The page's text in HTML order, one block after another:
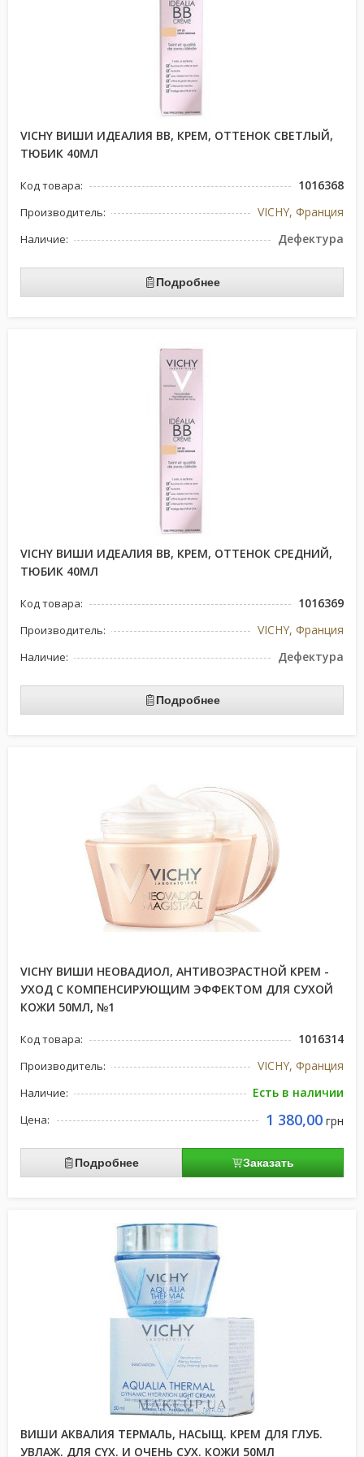
VICHY ВИШИ ИДЕАЛИЯ ВВ, КРЕМ, ОТТЕНОК СВЕТЛЫЙ,
ТЮБИК 40МЛ
Код товара: 1016368
Производитель: VICHY, Франция
Наличие: Дефектура
Подробнее
VICHY ВИШИ ИДЕАЛИЯ ВВ, КРЕМ, ОТТЕНОК СРЕДНИЙ,
ТЮБИК 40МЛ
Код товара: 1016369
Производитель: VICHY, Франция
Наличие: Дефектура
Подробнее
VICHY ВИШИ НЕОВАДИОЛ, АНТИВОЗРАСТНОЙ КРЕМ -
УХОД С КОМПЕНСИРУЮЩИМ ЭФФЕКТОМ ДЛЯ СУХОЙ
КОЖИ 50МЛ, №1
Код товара: 1016314
Производитель: VICHY, Франция
Наличие: Есть в наличии
Цена: 1 380,00 грн
Подробнее Заказать
ВИШИ АКВАЛИЯ ТЕРМАЛЬ, НАСЫЩ. КРЕМ ДЛЯ ГЛУБ.
УВЛАЖ. ДЛЯ СYХ. И ОЧЕНЬ СУХ. КОЖИ 50МЛ